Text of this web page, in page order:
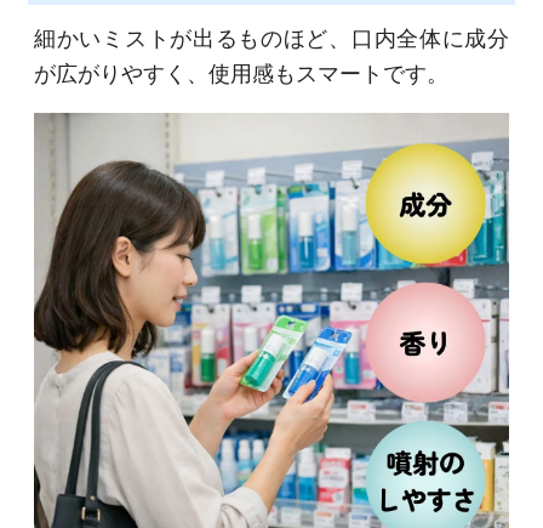
細かいミストが出るものほど、口内全体に成分
が広がりやすく、使用感もスマートです。